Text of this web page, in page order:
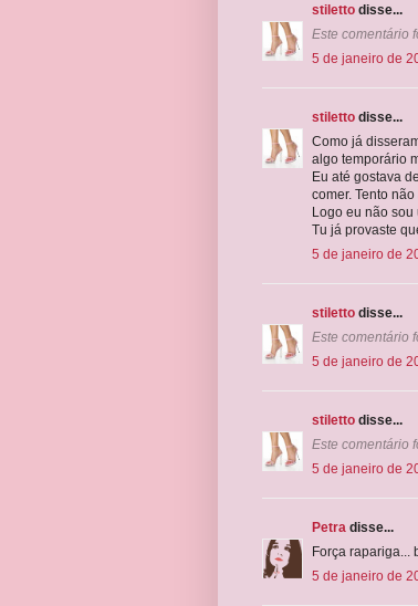
stiletto disse...
Este comentário
5 de janeiro de
stiletto disse...
Como já
algo temporário
Eu até gostava
comer. Tento
Logo eu não sou
Tu já provaste
5 de janeiro de
stiletto disse...
Este comentário
5 de janeiro de
stiletto disse...
Este comentário
5 de janeiro de
Petra disse...
Força rapariga...
5 de janeiro de